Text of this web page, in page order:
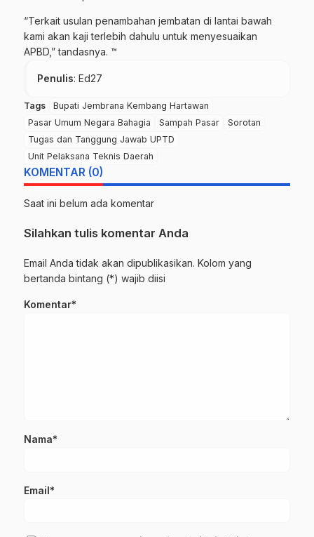
“Terkait usulan penambahan jembatan di lantai bawah
kami akan kaji terlebih dahulu untuk menyesuaikan
APBD,” tandasnya. ™
Penulis: Ed27
Tags
Bupati Jembrana Kembang Hartawan
Pasar Umum Negara Bahagia
Sampah Pasar
Sorotan
Tugas dan Tanggung Jawab UPTD
Unit Pelaksana Teknis Daerah
KOMENTAR (0)
Saat ini belum ada komentar
Silahkan tulis komentar Anda
Email Anda tidak akan dipublikasikan. Kolom yang
bertanda bintang (*) wajib diisi
Komentar*
Nama*
Email*